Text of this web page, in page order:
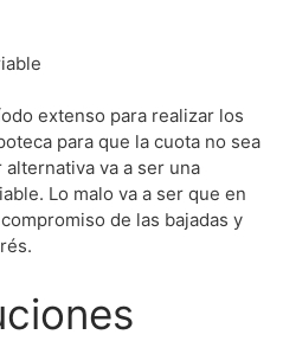
extenso para realizar los
para que la cuota no sea
va a ser una
Lo malo va a ser que en
de las bajadas y